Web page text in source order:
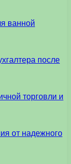
ванной
после
торговли и
от надежного